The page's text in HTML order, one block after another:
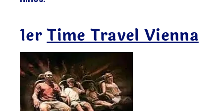
1erTime Travel Vienna